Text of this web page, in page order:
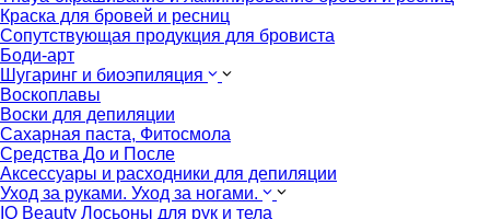
Краска для бровей и ресниц
Сопутствующая продукция для бровиста
Боди-арт
Шугаринг и биоэпиляция
Воскоплавы
Воски для депиляции
Сахарная паста, Фитосмола
Средства До и После
Аксессуары и расходники для депиляции
Уход за руками. Уход за ногами.
IQ Beauty Лосьоны для рук и тела